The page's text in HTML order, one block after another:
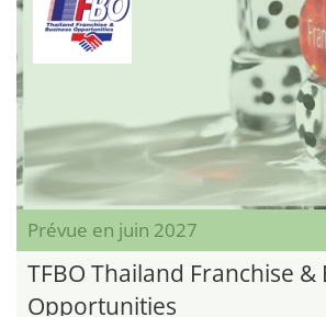
Prévue en juin 2027
TFBO Thailand Franchise &
Opportunities